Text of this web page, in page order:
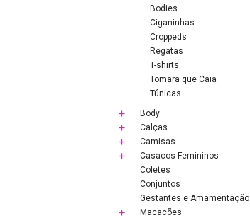
Bodies
Ciganinhas
Croppeds
Regatas
T-shirts
Tomara que Caia
Túnicas
Body
Calças
Camisas
Casacos Femininos
Coletes
Conjuntos
Gestantes e Amamentação
Macacões